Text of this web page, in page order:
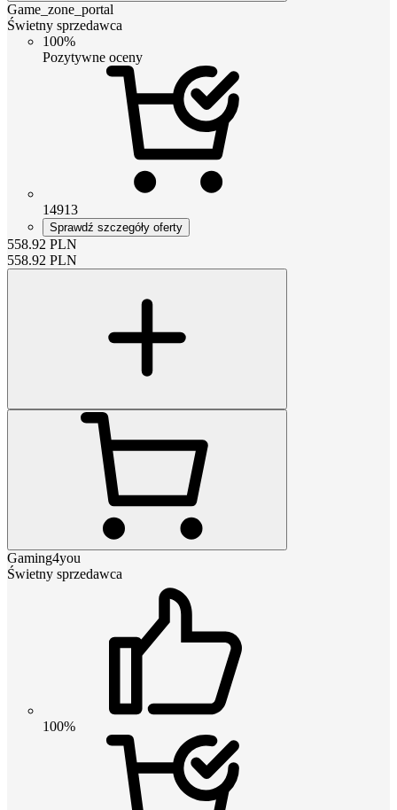
Game_zone_portal
Świetny sprzedawca
100%
Pozytywne oceny
14913
Sprawdź szczegóły oferty
558.92 PLN
558.92 PLN
Gaming4you
Świetny sprzedawca
100%